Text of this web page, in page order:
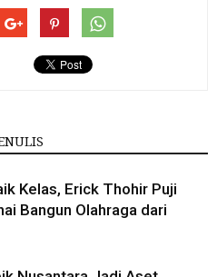
Kelas, Erick Thohir Puji
Bangun Olahraga dari